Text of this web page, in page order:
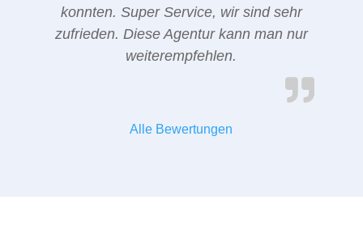
konnten. Super Service, wir sind sehr
zufrieden. Diese Agentur kann man nur
weiterempfehlen.
Alle Bewertungen